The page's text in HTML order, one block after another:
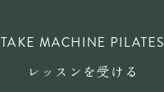
TAKE MACHINE PILATES
レッスンを受ける